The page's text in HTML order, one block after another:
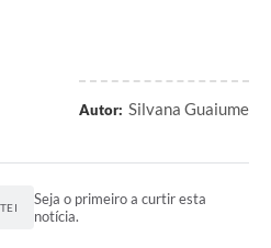
Autor: Silvana Guaiume
Seja o primeiro a curtir esta
notícia.